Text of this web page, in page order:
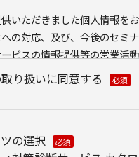
いただきました個人情報を
の対応、及び、今後のセミ
ビスの情報提供等の営業活
意なく利用目的以外に利用い
。取得可能なアクセス履歴は
、および当社と当社のグルー
り扱いに同意する
の選択